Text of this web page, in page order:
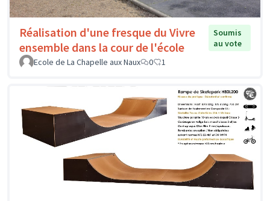
Réalisation d'une fresque du Vivre
ensemble dans la cour de l'école
Soumis
au vote
Ecole de La Chapelle aux Naux
0 1